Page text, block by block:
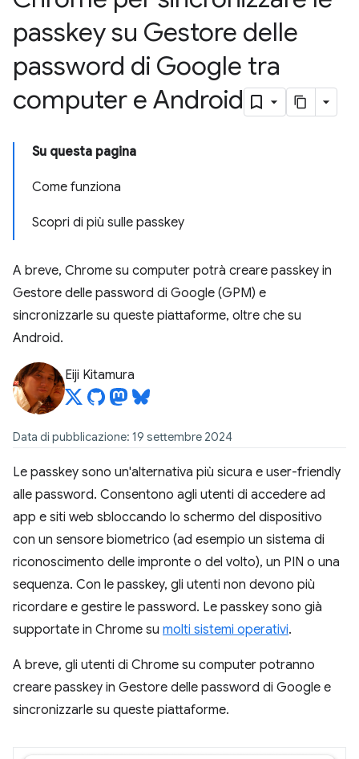
passkey su Gestore delle
password di Google tra
computer e Android
Su questa pagina
Come funziona
Scopri di più sulle passkey
A breve, Chrome su computer potrà creare passkey in
Gestore delle password di Google (GPM) e
sincronizzarle su queste piattaforme, oltre che su
Android.
Eiji Kitamura
Data di pubblicazione: 19 settembre 2024
Le passkey sono un'alternativa più sicura e user-friendly
alle password. Consentono agli utenti di accedere ad
app e siti web sbloccando lo schermo del dispositivo
con un sensore biometrico (ad esempio un sistema di
riconoscimento delle impronte o del volto), un PIN o una
sequenza. Con le passkey, gli utenti non devono più
ricordare e gestire le password. Le passkey sono già
supportate in Chrome su molti sistemi operativi.
A breve, gli utenti di Chrome su computer potranno
creare passkey in Gestore delle password di Google e
sincronizzarle su queste piattaforme.